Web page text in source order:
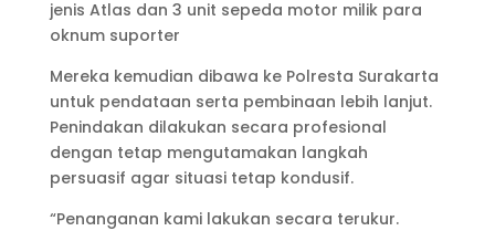
jenis Atlas dan 3 unit sepeda motor milik para
oknum suporter
Mereka kemudian dibawa ke Polresta Surakarta
untuk pendataan serta pembinaan lebih lanjut.
Penindakan dilakukan secara profesional
dengan tetap mengutamakan langkah
persuasif agar situasi tetap kondusif.
“Penanganan kami lakukan secara terukur.